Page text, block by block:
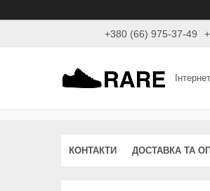
+380 (66) 975-37-49
КОНТАКТИ ДОСТАВКА ТА